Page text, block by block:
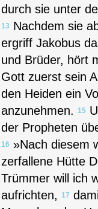
durch sie unter
13 Nachdem sie
ergriff Jakobus
und Brüder, hört
Gott zuerst sein
den Heiden ein
anzunehmen. 15
der Propheten
16 »Nach diesem
zerfallene Hütte
Trümmer will ich
aufrichten, 17